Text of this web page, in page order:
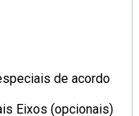
de acordo
Eixos (opcionais)